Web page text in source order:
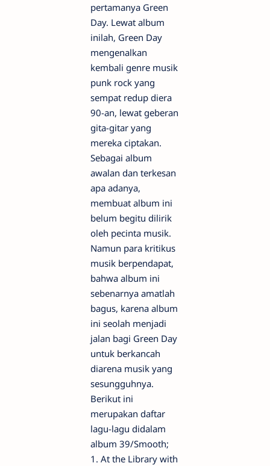
pertamanya Green
Day. Lewat album
inilah, Green Day
mengenalkan
kembali genre musik
punk rock yang
sempat redup diera
90-an, lewat geberan
gita-gitar yang
mereka ciptakan.
Sebagai album
awalan dan terkesan
apa adanya,
membuat album ini
belum begitu dilirik
oleh pecinta musik.
Namun para kritikus
musik berpendapat,
bahwa album ini
sebenarnya amatlah
bagus, karena album
ini seolah menjadi
jalan bagi Green Day
untuk berkancah
diarena musik yang
sesungguhnya.
Berikut ini
merupakan daftar
lagu-lagu didalam
album 39/Smooth;
1. At the Library with